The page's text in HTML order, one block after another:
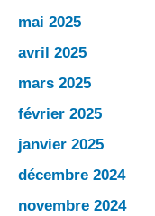
mai 2025
avril 2025
mars 2025
février 2025
janvier 2025
décembre 2024
novembre 2024